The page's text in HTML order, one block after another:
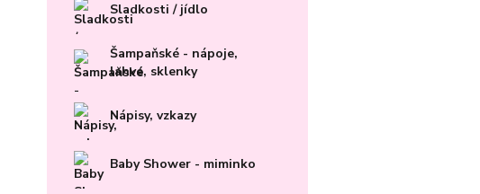
Sladkosti / jídlo
Šampaňské - nápoje,
lahve, sklenky
Nápisy, vzkazy
Baby Shower - miminko